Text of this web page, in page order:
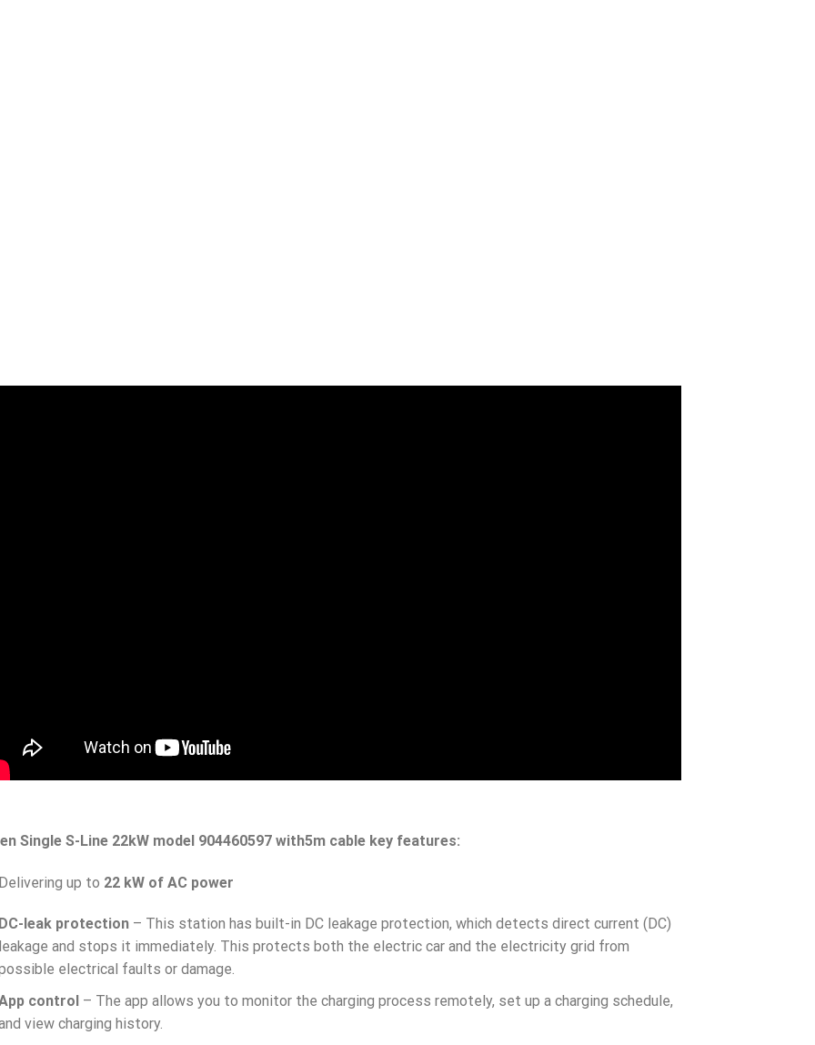
Single S-Line 22kW model 904460597 with5m cable key features:
up to 22 kW of AC power
leak protection – This station has built-in DC leakage protection, which detects direct current (DC)
and stops it immediately. This protects both the electric car and the electricity grid from
electrical faults or damage.
control – The app allows you to monitor the charging process remotely, set up a charging schedule,
view charging history.